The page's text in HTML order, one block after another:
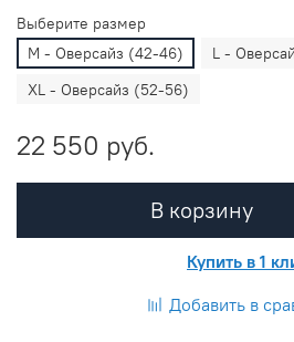
Выберите размер
M - Оверсайз (42-46)
L -
XL - Оверсайз (52-56)
22 550 руб.
В корзину
Купить в 1
Добавить в